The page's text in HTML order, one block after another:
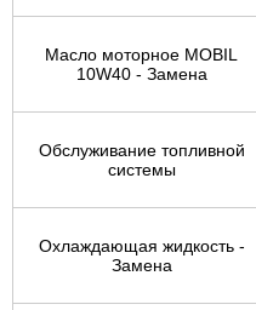
Масло моторное MOBIL
10W40 - Замена
Обслуживание топливной
системы
Охлаждающая жидкость -
Замена